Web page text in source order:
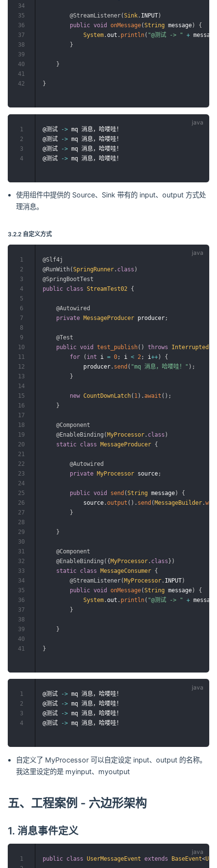
@StreamListener(Sink . INPUT)
public void onMessage(String message)
{
System .out . println( "@测试 -> " + message
}
}
}
34
35
36
37
38
39
40
41
42
@测试 -> mq 消息，哈喽哇！
@测试
-> mq 消息，哈喽哇！
@测试
-> mq 消息，哈喽哇！
@测试
->
1
2
3
4
使用组件中提供的 Source、Sink 带有的 input、output 方式处
理消息。
3.2.2 自定义方式
@Slf4j
@RunWith(SpringRunner . class )
@SpringBootTest
public class StreamTest02 {
@Autowired
private MessageProducer producer;
@Test
public void test_publish( ) throws
for
( int i = 0; i < 2; i++)
{
            producer
. send ( "mq 消息，哈喽哇！" ) ;
}
new CountDownLatch( 1) .await ( ) ;
}
@Component
@EnableBinding (MyProcessor . class )
static class MessageProducer {
@Autowired
private MyProcessor source;
public void send (String message)
{
            source
.output ( ) . send (MessageBuilder .
}
}
@Component
@EnableBinding ( {MyProcessor . class} )
static class MessageConsumer {
@StreamListener(MyProcessor . INPUT)
public void onMessage(String message)
{
System .out . println( "@测试 -> " + message
}
}
}
1
2
3
4
5
6
7
8
9
10
11
12
13
14
15
16
17
18
19
20
21
22
23
24
25
26
27
28
29
30
31
32
33
34
35
36
37
38
39
40
41
@测试 -> mq 消息，哈喽哇！
@测试
-> mq 消息，哈喽哇！
@测试
-> mq 消息，哈喽哇！
@测试
->
1
2
3
4
自定义了 MyProcessor 可以自定设定 input、output 的名称。
我这里设定的是 myinput、myoutput
五、工程案例 - 六边形架构
1. 消息事件定义
public class UserMessageEvent extends BaseEvent<
1